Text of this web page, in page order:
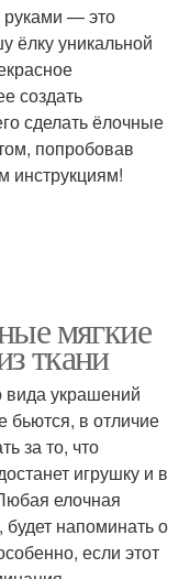
— это
ёлку уникальной
создать
сделать ёлочные
попробовав
инструкциям!
мягкие
ткани
вида украшений
бьются, в отличие
за то, что
игрушку и в
елочная
напоминать о
если этот